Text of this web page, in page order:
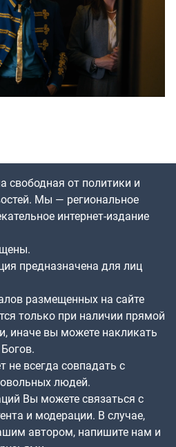
свободная от политики и
Мы — региональное
интернет-издание
предназначена для лиц
размещенных на сайте
только при наличии прямой
иначе вы можете накликать
всегда совпадать с
людей.
Вы можете связаться с
и модерации. В случае,
автором, напишите нам и